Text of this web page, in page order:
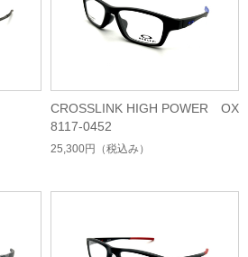
CROSSLINK HIGH POWER OX
8117-0452
25,300円 （税込み）